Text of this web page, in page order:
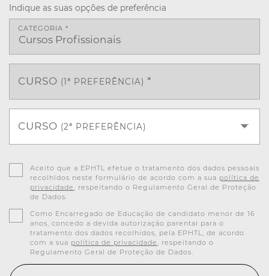
Indique as suas opções de preferência
CATEGORIA *
CURSO (1ª PREFERÊNCIA) *
CURSO (2ª PREFERÊNCIA)
Aceito que a EPHTL efetue o tratamento dos dados pessoais
recolhidos neste formulário de acordo com a sua política de
privacidade
, respeitando o Regulamento Geral de Proteção
de Dados.
Como Encarregado de Educação de candidato menor de 16
anos, concedo a devida autorização parental para o
tratamento dos dados recolhidos, pela EPHTL, de acordo
com a sua política de privacidade
, respeitando o
Regulamento Geral de Proteção de Dados.